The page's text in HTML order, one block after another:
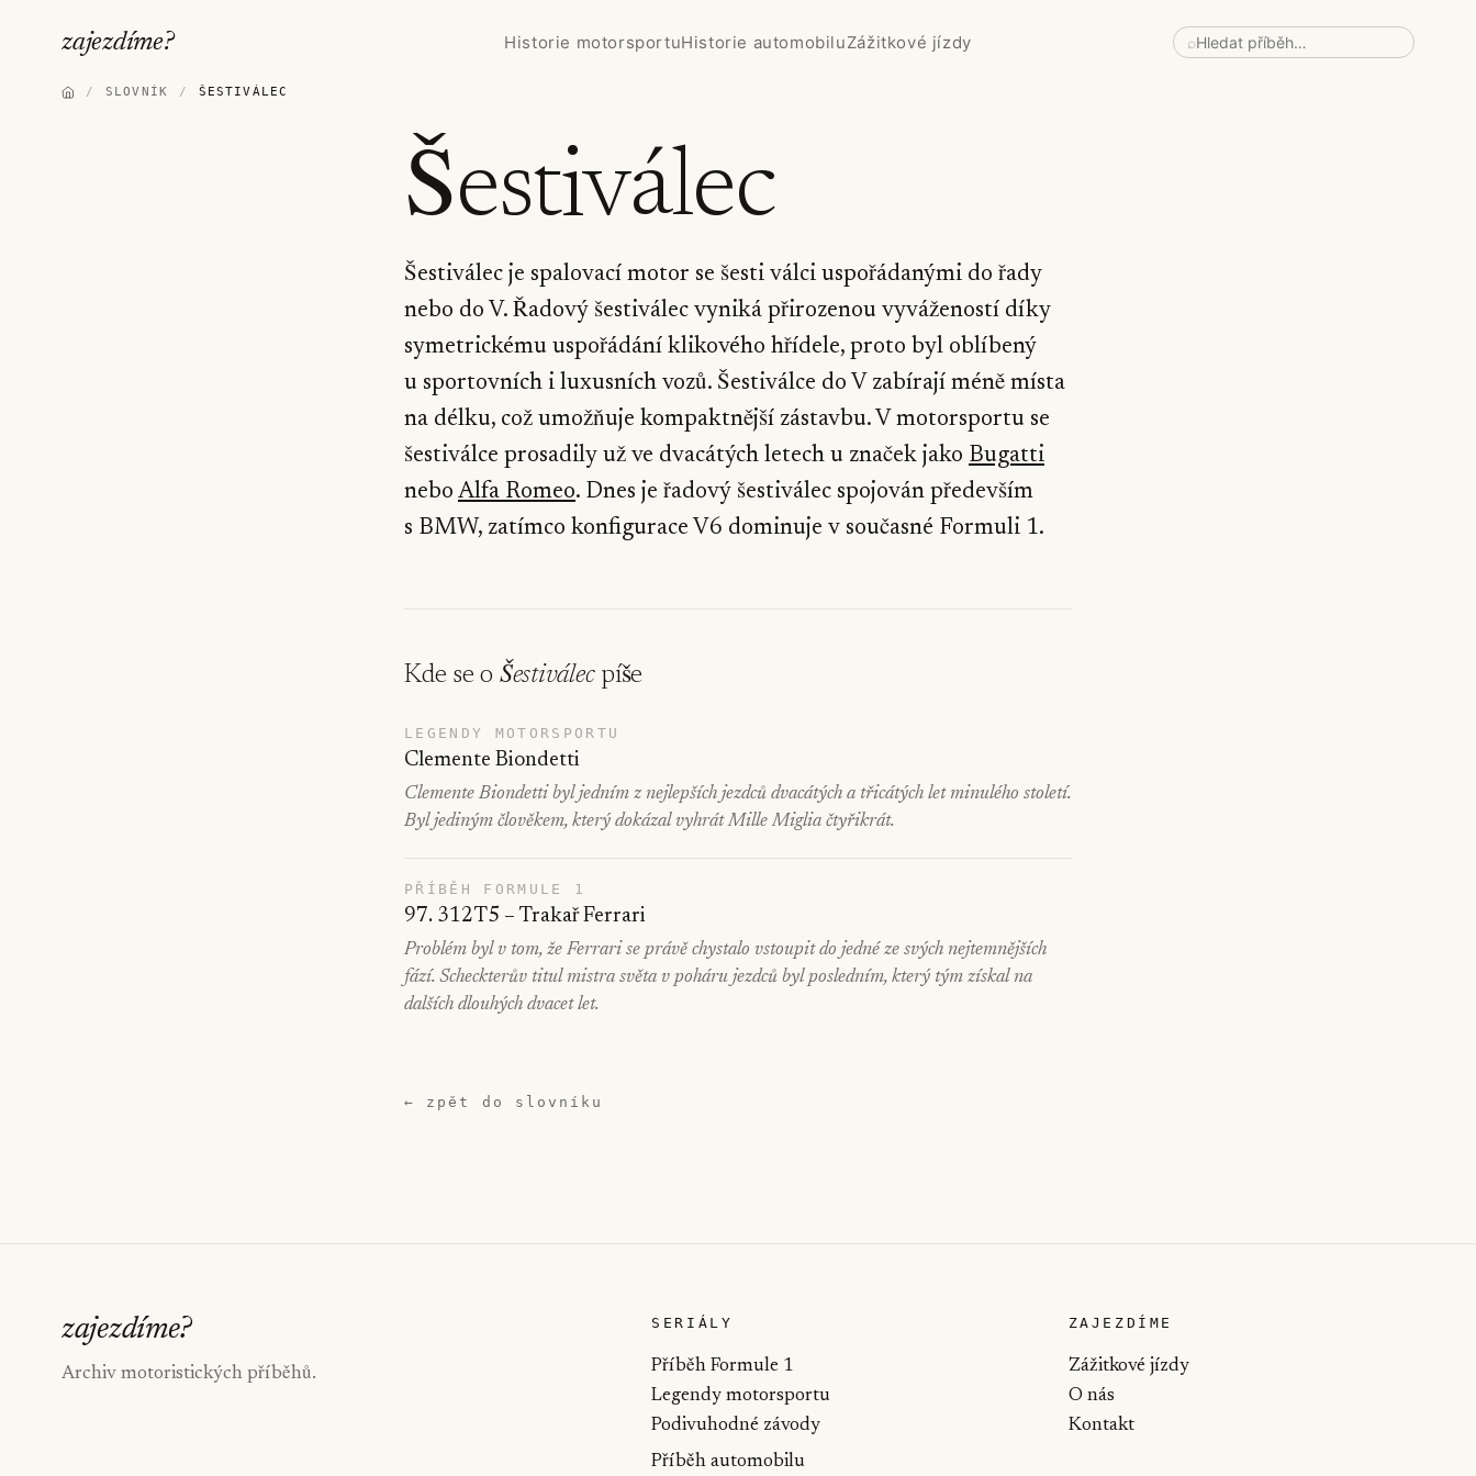
zajezdíme? Historie motorsportuHistorie automobiluZážitkové jízdy ⌕
/ SLOVNÍK / ŠESTIVÁLEC
Šestiválec
Šestiválec je spalovací motor se šesti válci uspořádanými do řady
nebo do V. Řadový šestiválec vyniká přirozenou vyvážeností díky
symetrickému uspořádání klikového hřídele, proto byl oblíbený
u sportovních i luxusních vozů. Šestiválce do V zabírají méně místa
na délku, což umožňuje kompaktnější zástavbu. V motorsportu se
šestiválce prosadily už ve dvacátých letech u značek jako Bugatti
nebo Alfa Romeo. Dnes je řadový šestiválec spojován především
s BMW, zatímco konfigurace V6 dominuje v současné Formuli 1.
Kde se o Šestiválecpíše
LEGENDY MOTORSPORTU
Clemente Biondetti
Clemente Biondetti byl jedním z nejlepších jezdců dvacátých a třicátých let minulého století.
Byl jediným člověkem, který dokázal vyhrát Mille Miglia čtyřikrát.
PŘÍBĚH FORMULE 1
97. 312T5 – Trakař Ferrari
Problém byl v tom, že Ferrari se právě chystalo vstoupit do jedné ze svých nejtemnějších
fází. Scheckterův titul mistra světa v poháru jezdců byl posledním, který tým získal na
dalších dlouhých dvacet let.
← zpět do slovníku
zajezdíme?
Archiv motoristických příběhů.
SERIÁLY
Příběh Formule 1
Legendy motorsportu
Podivuhodné závody
Příběh automobilu
ZAJEZDÍME
Zážitkové jízdy
O nás
Kontakt